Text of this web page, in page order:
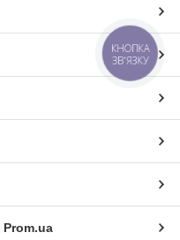
Prom.ua
КНОПКА
ЗВ'ЯЗКУ